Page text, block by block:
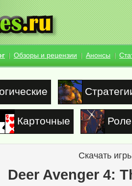
Обзоры и рецензии Анонсы
Карточные
Скачать
Deer Avenger 4: